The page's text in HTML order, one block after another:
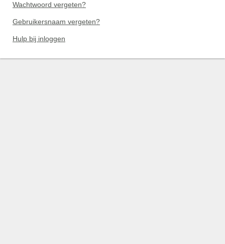
Wachtwoord vergeten?
Gebruikersnaam vergeten?
Hulp bij inloggen